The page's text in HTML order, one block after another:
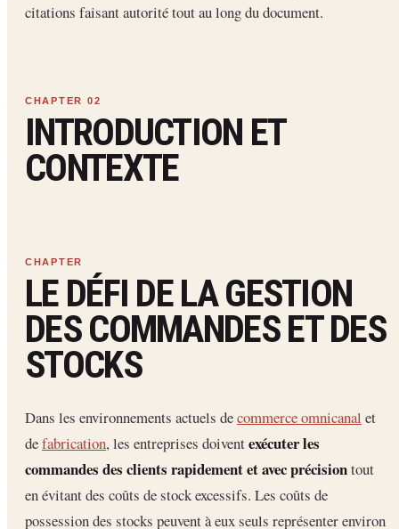
citations faisant autorité tout au long du document.
INTRODUCTION ET
CONTEXTE
LE DÉFI DE LA GESTION
DES COMMANDES ET DES
STOCKS
Dans les environnements actuels decommerce omnicanal et
defabrication, les entreprises doiventexécuter les
commandes des clients rapidement et avec précisiontout
en évitant des coûts de stock excessifs. Les coûts de
possession des stocks peuvent à eux seuls représenter environ